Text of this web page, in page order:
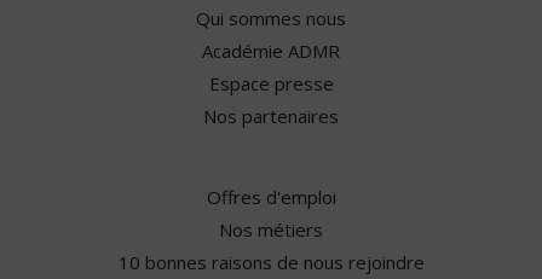
Qui sommes nous
Académie ADMR
Espace presse
Nos partenaires
Offres d'emploi
Nos métiers
10 bonnes raisons de nous rejoindre